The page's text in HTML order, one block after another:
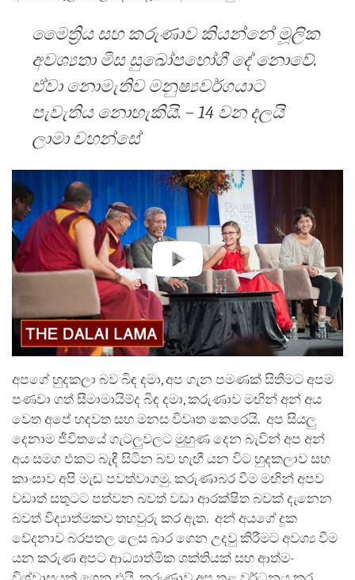
මෛත්‍රිය සහ කරුණාව කියන්නේ මූලික
අවශ්‍යතා මිස සුඛෝපභෝගී දේ නොවේ.
ඒවා නොමැතිව මනුෂ්‍යවර්ගයාට
පැවැතිය නොහැකියි. – 14 වන දලයි
ලාමා වහන්සේ
අපගේ හුදකලා බව බිඳ දමා, අප ගැන පමණක් සිතීමට අපම
පණවා ගත් සීමාමායිම්ද බිඳ දමා, කරුණාව මඟින් අන් අය
වෙත අපේ හදවත සහ මනස විවෘත කෙරෙයි. අප සියලු
දෙනාම ජීවිතයේ ගැටලුවලට මුහුණ දෙන බැවින් අප අන්
අය සමග එකට බැඳී සිටින බව හැඟී යන විට හුදකලාව සහ
කාංසාව අපි මැඬ පවත්වාගමු. කරුණාබර වීම මඟින් අපව
වඩාත් සතුටට පත්වන බවත් වඩා ආරක්ෂිත බවක් දැනෙන
බවත් විද්‍යාත්මකව තහවුරු කර ඇත. අන් අයගේ දුක
වේදනාව බරපතල ලෙස බාර ගෙන උදවු කිරීමට අවශ්‍ය වීම
යන කරුණ අපට ආධ්‍යාත්මික ශක්තියක් සහ ආත්ම-